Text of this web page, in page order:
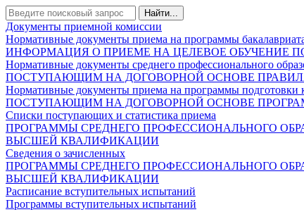
Найти...
Документы приемной комиссии
Нормативные документы приема на программы
ИНФОРМАЦИЯ О ПРИЕМЕ НА ЦЕЛЕВОЕ ОБУЧЕНИЕ
Нормативные документы среднего профессионального
ПОСТУПАЮЩИМ НА ДОГОВОРНОЙ ОСНОВЕ
Нормативные документы приема на программы подготовки
ПОСТУПАЮЩИМ НА ДОГОВОРНОЙ ОСНОВЕ
Списки поступающих и статистика приема
ПРОГРАММЫ СРЕДНЕГО ПРОФЕССИОНАЛЬНОГО
ВЫСШЕЙ КВАЛИФИКАЦИИ
Сведения о зачисленных
ПРОГРАММЫ СРЕДНЕГО ПРОФЕССИОНАЛЬНОГО
ВЫСШЕЙ КВАЛИФИКАЦИИ
Расписание вступительных испытаний
Программы вступительных испытаний